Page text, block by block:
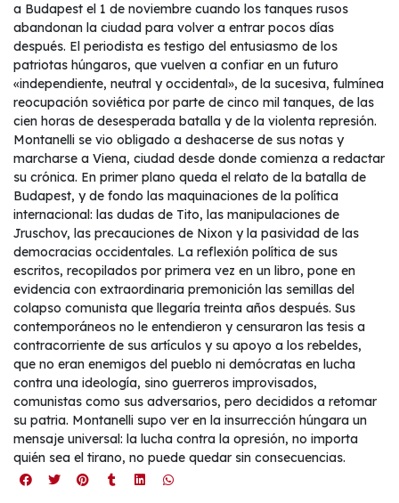
a Budapest el 1 de noviembre cuando los tanques rusos
abandonan la ciudad para volver a entrar pocos días
después. El periodista es testigo del entusiasmo de los
patriotas húngaros, que vuelven a confiar en un futuro
«independiente, neutral y occidental», de la sucesiva, fulmínea
reocupación soviética por parte de cinco mil tanques, de las
cien horas de desesperada batalla y de la violenta represión.
Montanelli se vio obligado a deshacerse de sus notas y
marcharse a Viena, ciudad desde donde comienza a redactar
su crónica. En primer plano queda el relato de la batalla de
Budapest, y de fondo las maquinaciones de la política
internacional: las dudas de Tito, las manipulaciones de
Jruschov, las precauciones de Nixon y la pasividad de las
democracias occidentales. La reflexión política de sus
escritos, recopilados por primera vez en un libro, pone en
evidencia con extraordinaria premonición las semillas del
colapso comunista que llegaría treinta años después. Sus
contemporáneos no le entendieron y censuraron las tesis a
contracorriente de sus artículos y su apoyo a los rebeldes,
que no eran enemigos del pueblo ni demócratas en lucha
contra una ideología, sino guerreros improvisados,
comunistas como sus adversarios, pero decididos a retomar
su patria. Montanelli supo ver en la insurrección húngara un
mensaje universal: la lucha contra la opresión, no importa
quién sea el tirano, no puede quedar sin consecuencias.